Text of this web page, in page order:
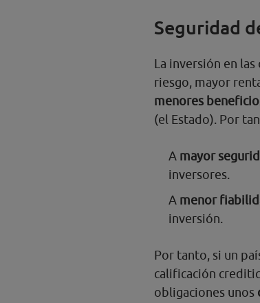
Seguridad
La inversión en
riesgo, mayor
menores
(el Estado). Por
A mayor
inversores.
A menor
inversión.
Por tanto, si un
calificación
obligaciones unos